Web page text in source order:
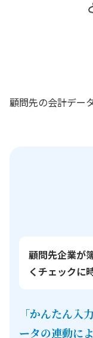
顧問先の会計デー
顧問先企業が
くチェックに
「かんたん入
ータの連動によ